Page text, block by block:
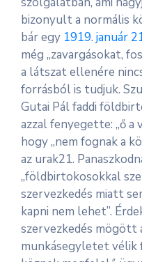
bizonyult a normális
bár egy 1919. január
még „zavargásokat,
a látszat ellenére
forrásból is tudjuk.
Gutai Pál faddi
azzal fenyegette: „ő a
hogy „nem fognak a
az urak21.
„földbirtokosokkal
szervezkedés miatt
kapni nem lehet”.
szervezkedés mögött
munkásegyletet vélik